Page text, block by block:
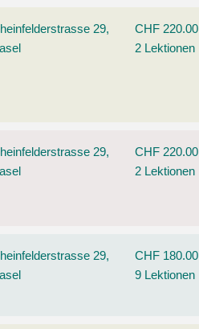
29,
CHF 220.00
2 Lektionen
29,
CHF 220.00
2 Lektionen
29,
CHF 180.00
9 Lektionen